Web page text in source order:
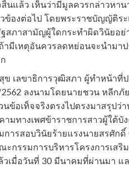
นแล้ว เห็นว่ามีมูลควรกล่าวหา
ข้องต่อไป โดยพระราชบัญญัติร
ฐสภาสามัญผู้ใดกระทำผิดวินัยอ
มีเหตุอันควรลดหย่อนจะนำมา
เลขาธิการวุฒิสภา ผู้ทำหน้าที่ป
ลงนามโดยนายชวน หลีกภั
ข้อเท็จจริงตรงไปตรงมาสรุปว่
ทางเพศข้าราชการสาวผู้ใต้บั
ารสอบวินัยร้ายแรงนายสรศัก
กรรมการบริหารโครงการเสริ
เมื่อวันที่ 30 มีนาคมที่ผ่านมา แ